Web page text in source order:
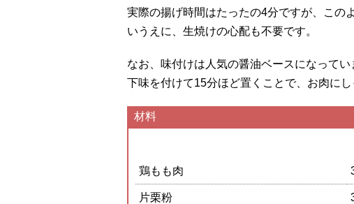
実際の揚げ時間はたったの4分ですが、この
いうえに、生焼けの心配も不要です。
なお、味付けは人気の醤油ベースになってい
下味を付けて15分ほど置くことで、お肉にし
材料
鶏もも肉
片栗粉